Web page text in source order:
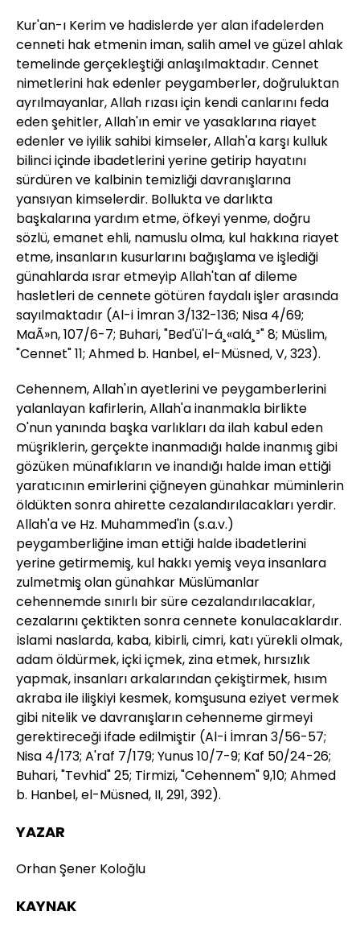
Kur'an-ı Kerim ve hadislerde yer alan ifadelerden
cenneti hak etmenin iman, salih amel ve güzel ahlak
temelinde gerçekleştiği anlaşılmaktadır. Cennet
nimetlerini hak edenler peygamberler, doğruluktan
ayrılmayanlar, Allah rızası için kendi canlarını feda
eden şehitler, Allah'ın emir ve yasaklarına riayet
edenler ve iyilik sahibi kimseler, Allah'a karşı kulluk
bilinci içinde ibadetlerini yerine getirip hayatını
sürdüren ve kalbinin temizliği davranışlarına
yansıyan kimselerdir. Bollukta ve darlıkta
başkalarına yardım etme, öfkeyi yenme, doğru
sözlü, emanet ehli, namuslu olma, kul hakkına riayet
etme, insanların kusurlarını bağışlama ve işlediği
günahlarda ısrar etmeyip Allah'tan af dileme
hasletleri de cennete götüren faydalı işler arasında
sayılmaktadır (Al-i İmran 3/132-136; Nisa 4/69;
MaÃ»n, 107/6-7; Buhari, "Bed'ü'l-á¸«alá¸³" 8; Müslim,
"Cennet" 11; Ahmed b. Hanbel, el-Müsned, V, 323).
Cehennem, Allah'ın ayetlerini ve peygamberlerini
yalanlayan kafirlerin, Allah'a inanmakla birlikte
O'nun yanında başka varlıkları da ilah kabul eden
müşriklerin, gerçekte inanmadığı halde inanmış gibi
gözüken münafıkların ve inandığı halde iman ettiği
yaratıcının emirlerini çiğneyen günahkar müminlerin
öldükten sonra ahirette cezalandırılacakları yerdir.
Allah'a ve Hz. Muhammed'in (s.a.v.)
peygamberliğine iman ettiği halde ibadetlerini
yerine getirmemiş, kul hakkı yemiş veya insanlara
zulmetmiş olan günahkar Müslümanlar
cehennemde sınırlı bir süre cezalandırılacaklar,
cezalarını çektikten sonra cennete konulacaklardır.
İslami naslarda, kaba, kibirli, cimri, katı yürekli olmak,
adam öldürmek, içki içmek, zina etmek, hırsızlık
yapmak, insanları arkalarından çekiştirmek, hısım
akraba ile ilişkiyi kesmek, komşusuna eziyet vermek
gibi nitelik ve davranışların cehenneme girmeyi
gerektireceği ifade edilmiştir (Al-i İmran 3/56-57;
Nisa 4/173; A'raf 7/179; Yunus 10/7-9; Kaf 50/24-26;
Buhari, "Tevhid" 25; Tirmizi, "Cehennem" 9,10; Ahmed
b. Hanbel, el-Müsned, II, 291, 392).
YAZAR
Orhan Şener Koloğlu
KAYNAK